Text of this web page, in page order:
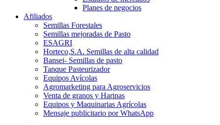
Planes de negocios
Afiliados
Semillas Forestales
Semillas mejoradas de Pasto
ESAGRI
Horteco,S.A. Semillas de alta calidad
Bansei- Semillas de pasto
Tanque Pasteurizador
Equipos Avícolas
Agromarketing para Agroservicios
Venta de granos y Harinas
Equipos y Maquinarias Agrícolas
Mensaje publicitario por WhatsApp